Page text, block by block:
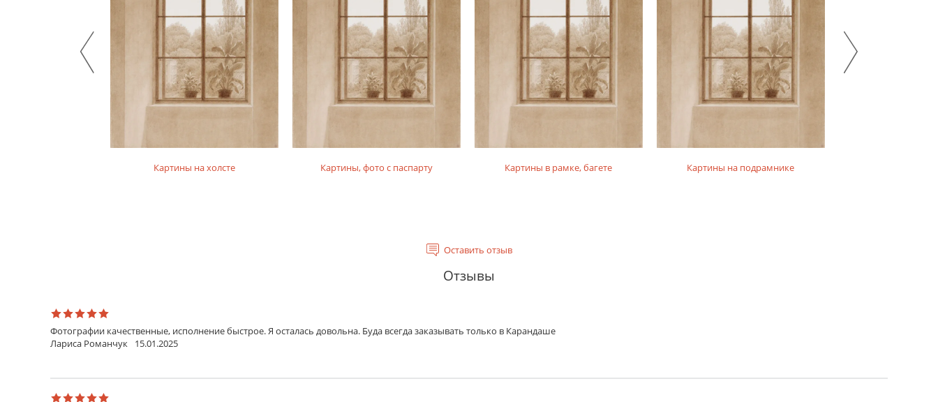
Картины на холсте Картины, фото с паспарту Картины в рамке, багете Картины на подрамнике
Оставить отзыв
Отзывы
Фотографии качественные, исполнение быстрое. Я осталась довольна. Буда всегда заказывать только в Карандаше
Лариса Романчук
15.01.2025